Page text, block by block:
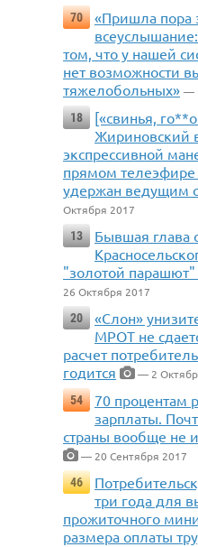
70
«Пришла пора
том, что у нашей
нет возможности
тяжелобольных» —
18
[«свинья,
Жириновский
экспрессивной
прямом
удержан ведущим
Октября 2017
13
Бывшая глава
"золотой
26 Октября 2017
20
«Слон»
МРОТ не
расчет
годится
— 2
54
70 процентам
зарплаты.
страны вообще не
— 20 Сентября 2017
46
три года для
прожиточного
размера оплаты